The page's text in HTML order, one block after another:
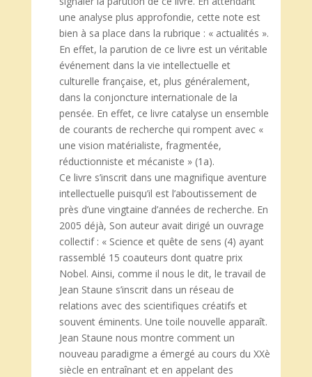
une analyse plus approfondie, cette note est
bien à sa place dans la rubrique : « actualités ».
En effet, la parution de ce livre est un véritable
événement dans la vie intellectuelle et
culturelle française, et, plus généralement,
dans la conjoncture internationale de la
pensée. En effet, ce livre catalyse un ensemble
de courants de recherche qui rompent avec «
une vision matérialiste, fragmentée,
réductionniste et mécaniste » (1a).
Ce livre s’inscrit dans une magnifique aventure
intellectuelle puisqu’il est l’aboutissement de
près d’une vingtaine d’années de recherche. En
2005 déjà, Son auteur avait dirigé un ouvrage
collectif : « Science et quête de sens (4) ayant
rassemblé 15 coauteurs dont quatre prix
Nobel. Ainsi, comme il nous le dit, le travail de
Jean Staune s’inscrit dans un réseau de
relations avec des scientifiques créatifs et
souvent éminents. Une toile nouvelle apparaît.
Jean Staune nous montre comment un
nouveau paradigme a émergé au cours du XXè
siècle en entraînant et en appelant des